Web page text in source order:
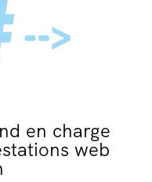
en charge
web